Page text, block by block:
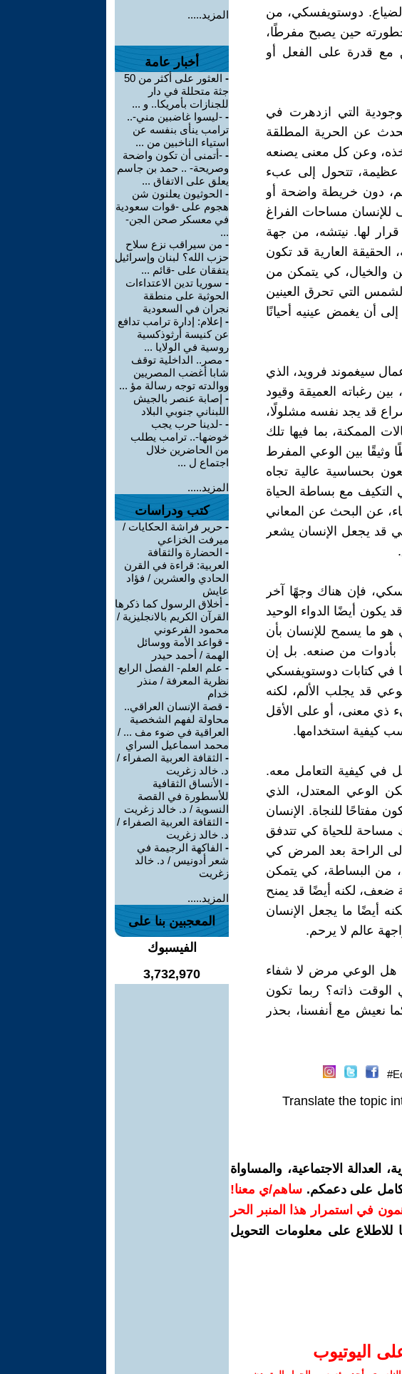
دوستويفسكي، من
حين يصبح مفرطًا،
مع قدرة على الفعل أو
التي ازدهرت في
عن الحرية المطلقة
وعن كل معنى يصنعه
عظيمة، تتحول إلى عبء
دون خريطة واضحة أو
للإنسان مساحات الفراغ
لها. نيتشه، من جهة
الحقيقة العارية قد تكون
والخيال، كي يتمكن من
التي تحرق العينين
أن يغمض عينيه أحيانًا
سيغموند فرويد، الذي
رغباته العميقة وقيود
قد يجد نفسه مشلولًا،
الممكنة، بما فيها تلك
وثيقًا بين الوعي المفرط
بحساسية عالية تجاه
التكيف مع بساطة الحياة
عن البحث عن المعاني
قد يجعل الإنسان يشعر
فإن هناك وجهًا آخر
أيضًا الدواء الوحيد
هو ما يسمح للإنسان بأن
بأدوات من صنعه. بل إن
في كتابات دوستويفسكي
قد يجلب الألم، لكنه
ذي معنى، أو على الأقل
كيفية استخدامها.
في كيفية التعامل معه.
الوعي المعتدل، الذي
مفتاحًا للنجاة. الإنسان
مساحة للحياة كي تتدفق
الراحة بعد المرض كي
من البساطة، كي يتمكن
لكنه أيضًا قد يمنح
أيضًا ما يجعل الإنسان
عالم لا يرحم.
هل الوعي مرض لا شفاء
ذاته؟ ربما تكون
نعيش مع أنفسنا، بحذر
Translate the topic
الاجتماعية، والمساواة
كامل على دعمكم. ساهم/ي معنا!
تساهمون في استمرار هذا المنبر الحر
للاطلاع على معلومات التحويل
اليوتيوب
المزيد.....
أخبار عامة
-
العثور على أكثر من 50
جثة متحللة في دار
للجنازات بأمريكا.. و ...
- -ليسوا غاضبين مني-..
ترامب ينأى بنفسه عن
استياء الناخبين من ...
- -أتمنى أن تكون واضحة
وصريحة- .. حمد بن جاسم
يعلق على الاتفاق ...
- الحوثيون يعلنون شن
هجوم على -قوات سعودية
في معسكر صحن الجن-
...
- من سيراقب نزع سلاح
حزب الله؟ لبنان وإسرائيل
يتفقان على -قائم ...
- سوريا تدين الاعتداءات
الحوثية على منطقة
نجران في السعودية
- إعلام: إدارة ترامب تدافع
عن كنيسة أرثوذكسية
روسية في الولايا ...
- مصر.. الداخلية توقف
شابا أغضب المصريين
ووالدته توجه رسالة مؤ ...
- إصابة عنصر بالجيش
اللبناني جنوبي البلاد
- -لدينا حرب يجب
خوضها-.. ترامب يطلب
من الحاضرين خلال
اجتماع ل ...
المزيد.....
كتب ودراسات
- حرير فراشة الحكايات /
ميرفت الخزاعي
- الحضارة والثقافة
العربية: قراءة في القرن
الحادي والعشرين / فؤاد
عايش
- أخلاق الرسول كما ذكرها
القرآن الكريم بالانجليزية /
محمود الفرعوني
- قواعد الأمة ووسائل
الهمة / أحمد حيدر
- علم العلم- الفصل الرابع
نظرية المعرفة / منذر
خدام
- قصة الإنسان العراقي..
محاولة لفهم الشخصية
العراقية في ضوء مف ... /
محمد اسماعيل السراي
- الثقافة العربية الصفراء /
د. خالد زغريت
- الأنساق الثقافية
للأسطورة في القصة
النسوية / د. خالد زغريت
- الثقافة العربية الصفراء /
د. خالد زغريت
- الفاكهة الرجيمة في
شعر أدونيس / د. خالد
زغريت
المزيد.....
المعجبين بنا على
الفيسبوك
3,732,970